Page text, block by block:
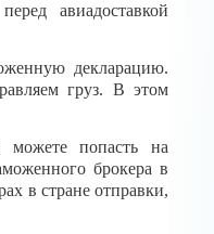
авиадоставкой
декларацию.
груз. В этом
попасть на
брокера в
в стране отправки,